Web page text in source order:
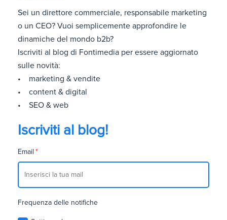
Sei un direttore commerciale, responsabile marketing
o un CEO? Vuoi semplicemente approfondire le
dinamiche del mondo b2b?
Iscriviti al blog di Fontimedia per essere aggiornato
sulle novità:
• marketing & vendite
• content & digital
• SEO & web
Iscriviti al blog!
Email *
Frequenza delle notifiche